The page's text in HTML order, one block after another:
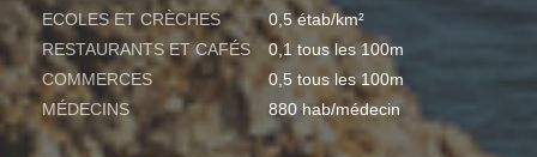
ECOLES ET CRÈCHES
0,5 étab/km²
RESTAURANTS ET CAFÉS
0,1 tous les 100m
COMMERCES
0,5 tous les 100m
MÉDECINS
880 hab/médecin